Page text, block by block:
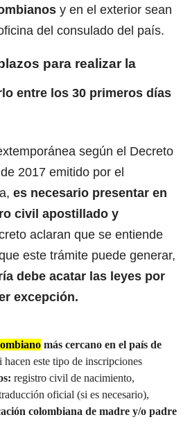
y en el exterior sean
del consulado del país.
para realizar la
entre los 30 primeros días
según el Decreto
2017 emitido por el
es necesario presentar en
civil apostillado y
aclaran que se entiende
este trámite puede generar,
debe acatar las leyes por
excepción.
más cercano en el país de
hacen este tipo de inscripciones
registro civil de nacimiento,
oficial (si es necesario),
colombiana de madre y/o padre